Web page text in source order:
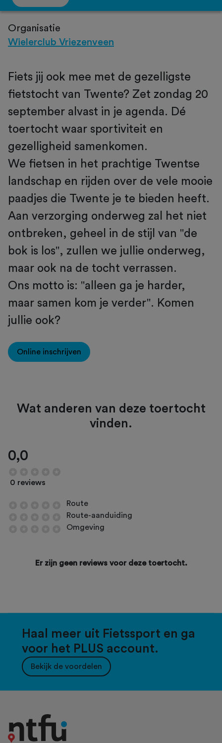
Organisatie
Wielerclub Vriezenveen
Fiets jij ook mee met de gezelligste
fietstocht van Twente? Zet zondag 20
september alvast in je agenda. Dé
toertocht waar sportiviteit en
gezelligheid samenkomen.
We fietsen in het prachtige Twentse
landschap en rijden over de vele mooie
paadjes die Twente je te bieden heeft.
Aan verzorging onderweg zal het niet
ontbreken, geheel in de stijl van ''de
bok is los'', zullen we jullie onderweg,
maar ook na de tocht verrassen.
Ons motto is: ''alleen ga je harder,
maar samen kom je verder''. Komen
jullie ook?
Online inschrijven
Wat anderen van deze toertocht
vinden.
0,0
0 reviews
Route
Route-aanduiding
Omgeving
Er zijn geen reviews voor deze toertocht.
Haal meer uit Fietssport en ga
voor het PLUS account.
Bekijk de voordelen